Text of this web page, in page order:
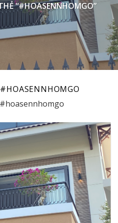
“#HOASENNHOMGO”
#HOASENNHOMGO
#hoasennhomgo